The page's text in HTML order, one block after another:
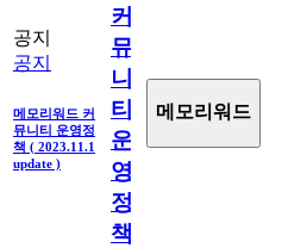
공지
공지
메모리워드 커
뮤니티 운영정
책 ( 2023.11.1
update )
커
뮤
니
티
운
영
정
책
메모리워드